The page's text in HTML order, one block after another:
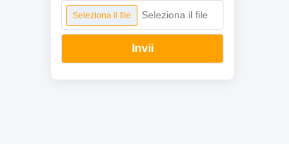
Seleziona il file Seleziona il file
Invii